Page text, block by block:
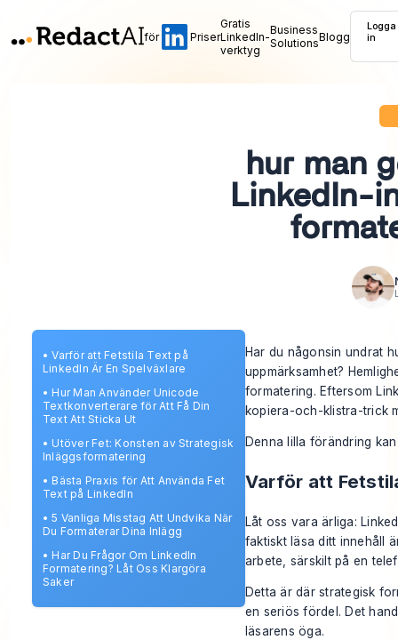
för Priser
Gratis
LinkedIn-
verktyg
Business
SolutionsBlogg
Logga
in
hur man
LinkedIn-
•Varför att Fetstila Text på
LinkedIn Är En Spelväxlare
• Hur Man Använder Unicode
Textkonverterare för Att Få Din
Text Att Sticka Ut
• Utöver Fet: Konsten av Strategisk
Inläggsformatering
• Bästa Praxis för Att Använda Fet
Text på LinkedIn
•5 Vanliga Misstag Att Undvika När
Du Formaterar Dina Inlägg
• Har Du Frågor Om LinkedIn
Formatering? Låt Oss Klargöra
Saker
Har du någonsin undrat
uppmärksamhet?
formatering. Eftersom
kopiera-och-klistra-trick
Denna lilla förändring
Varför att
Låt oss vara ärliga:
faktiskt läsa ditt innehåll
arbete, särskilt på en
Detta är där strategisk
en seriös fördel. Det
läsarens öga.